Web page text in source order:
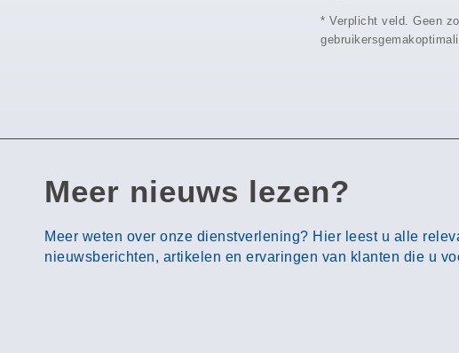
* Verplicht veld. Geen
Meer nieuws lezen?
Meer weten over onze dienstverlening? Hier leest u alle
nieuwsberichten, artikelen en ervaringen van klanten die u